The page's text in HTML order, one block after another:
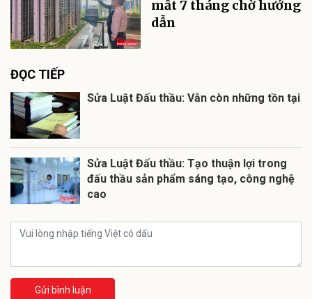
mất 7 tháng chờ hướng
dẫn
ĐỌC TIẾP
Sửa Luật Đấu thầu: Vẫn còn những tồn tại
Sửa Luật Đấu thầu: Tạo thuận lợi trong
đấu thầu sản phẩm sáng tạo, công nghệ
cao
Gửi bình luận